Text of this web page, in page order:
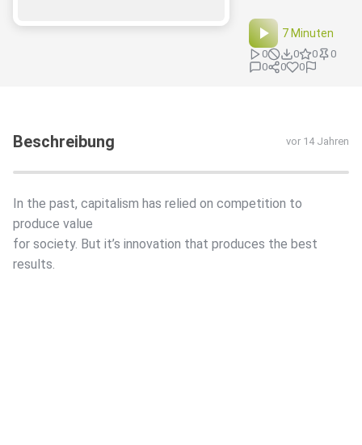
7 Minuten
0 0 0
0
0
0 0
Beschreibung vor 14 Jahren
In the past, capitalism has relied on competition to
produce value
for society. But it’s innovation that produces the best
results.